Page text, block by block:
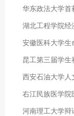
华东政法大学首
湖北工程学院
安徽医科大学
昆工第三届学生
西安石油大学人